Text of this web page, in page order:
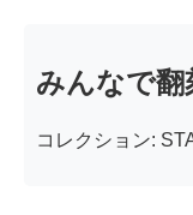
みんなで翻
コレクション: